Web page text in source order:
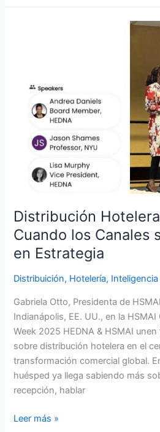
Distribución
Cuando los Canales
en Estrategia
Distribuición, Hotelería,
Gabriela Otto, Presidenta de
Indianápolis, EE. UU., en la
Week 2025 HEDNA & HSMAI
sobre distribución hotelera en el
transformación comercial global.
huésped ya llega sabiendo más
recepción, hablar
Cuando
Canales
Convierten
Estrategia
Leer más »